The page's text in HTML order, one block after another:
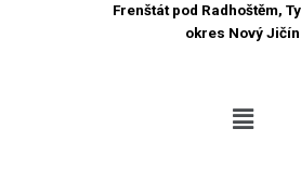
Frenštát pod Radhoštěm,
okres Nový Jičín